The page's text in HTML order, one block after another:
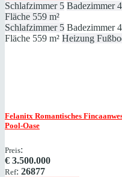
Schlafzimmer 5 Badezimmer 4
Fläche 559 m²
Schlafzimmer 5 Badezimmer 4
Fläche 559 m² Heizung
Felanitx Romantisches
Pool-Oase
Preis:
€ 3.500.000
Ref: 26877